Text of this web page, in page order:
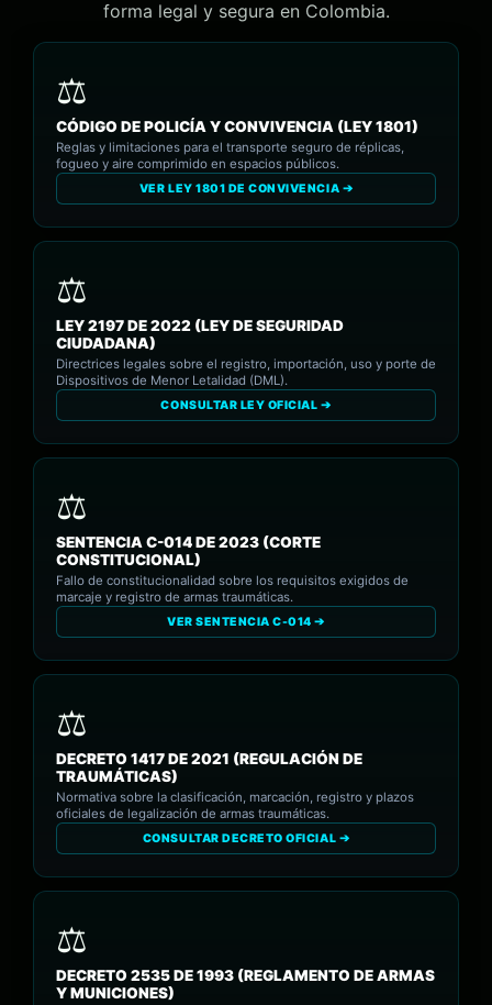
forma legal y segura en Colombia.
CÓDIGO DE POLICÍA Y CONVIVENCIA (LEY 1801)
Reglas y limitaciones para el transporte seguro de réplicas,
fogueo y aire comprimido en espacios públicos.
VER LEY 1801 DE CONVIVENCIA ➔
LEY 2197 DE 2022 (LEY DE SEGURIDAD
CIUDADANA)
Directrices legales sobre el registro, importación, uso y porte de
Dispositivos de Menor Letalidad (DML).
CONSULTAR LEY OFICIAL ➔
SENTENCIA C-014 DE 2023 (CORTE
CONSTITUCIONAL)
Fallo de constitucionalidad sobre los requisitos exigidos de
marcaje y registro de armas traumáticas.
VER SENTENCIA C-014 ➔
DECRETO 1417 DE 2021 (REGULACIÓN DE
TRAUMÁTICAS)
Normativa sobre la clasificación, marcación, registro y plazos
oficiales de legalización de armas traumáticas.
CONSULTAR DECRETO OFICIAL ➔
DECRETO 2535 DE 1993 (REGLAMENTO DE ARMAS
Y MUNICIONES)